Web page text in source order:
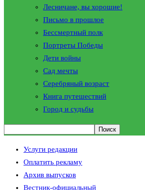
Лесничане, вы хорошие!
Письмо в прошлое
Бессмертный полк
Портреты Победы
Дети войны
Сад мечты
Серебряный возраст
Книга путешествий
Город и судьбы
Услуги редакции
Оплатить рекламу
Архив выпусков
Вестник-официальный